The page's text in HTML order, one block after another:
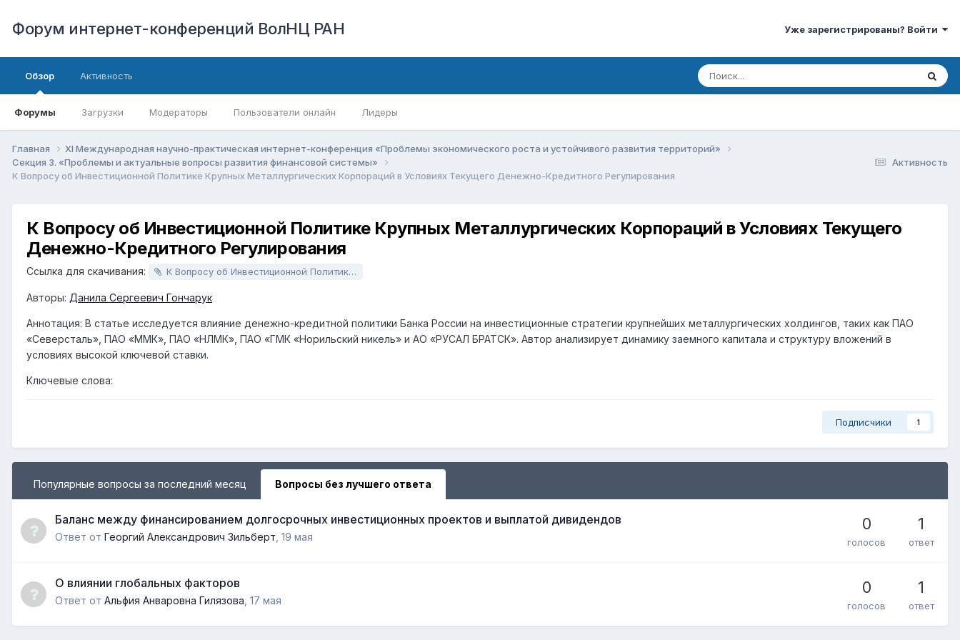
Форум интернет-конференций ВолНЦ РАН Уже зарегистрированы? Войти
Обзор
Форумы Загрузки Модераторы Пользователи онлайн Лидеры
Активность
Активность
Главная
XI Международная научно-практическая интернет-конференция «Проблемы экономического роста и устойчивого развития территорий»
Секция 3. «Проблемы и актуальные вопросы развития финансовой системы»
К Вопросу об Инвестиционной Политике Крупных Металлургических Корпораций в Условиях Текущего Денежно-Кредитного Регулирования
К Вопросу об Инвестиционной Политике Крупных Металлургических Корпораций в Условиях Текущего
Денежно-Кредитного Регулирования
Ссылка для скачивания: К Вопросу об Инвестиционной Политике Крупных Металлургических Корпораций в Условиях Текущего Денежно-Кредитного Регулирования.docx
Авторы: Данила Сергеевич Гончарук
Аннотация: В статье исследуется влияние денежно-кредитной политики Банка России на инвестиционные стратегии крупнейших металлургических холдингов, таких как ПАО
«Северсталь», ПАО «ММК», ПАО «НЛМК», ПАО «ГМК «Норильский никель» и АО «РУСАЛ БРАТСК». Автор анализирует динамику заемного капитала и структуру вложений в
условиях высокой ключевой ставки.
Ключевые слова:
Подписчики 1
Популярные вопросы за последний месяц Вопросы без лучшего ответа
Баланс между финансированием долгосрочных инвестиционных проектов и выплатой дивидендов
Ответ от Георгий Александрович Зильберт, 19 мая
0
голосов
1
ответ
О влиянии глобальных факторов
Ответ от Альфия Анваровна Гилязова, 17 мая
0
голосов
1
ответ